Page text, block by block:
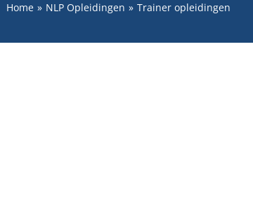
Home NLP Opleidingen Trainer opleidingen